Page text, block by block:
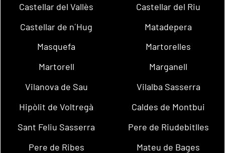
Castellar del Vallès
Castellar del Riu
Castellar de n´Hug
Matadepera
Masquefa
Martorelles
Martorell
Marganell
Vilanova de Sau
Vilalba Sasserra
Hipòlit de Voltregà
Caldes de Montbui
Sant Feliu Sasserra
Pere de Riudebitlles
Pere de Ribes
Mateu de Bages